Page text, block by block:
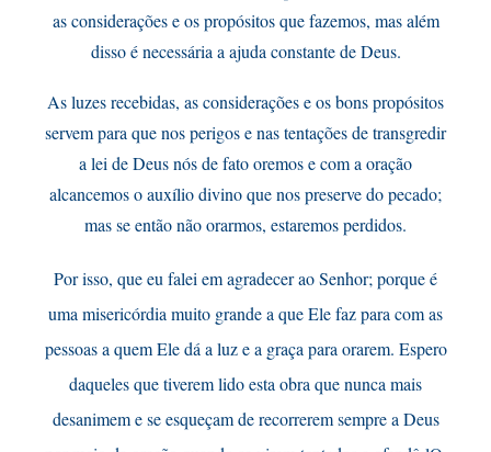
as considerações e os propósitos que fazemos, mas além
disso é necessária a ajuda constante de Deus.
As luzes recebidas, as considerações e os bons propósitos
servem para que nos perigos e nas tentações de transgredir
a lei de Deus nós de fato oremos e com a oração
alcancemos o auxílio divino que nos preserve do pecado;
mas se então não orarmos, estaremos perdidos.
Por isso, que eu falei em agradecer ao Senhor; porque é
uma misericórdia muito grande a que Ele faz para com as
pessoas a quem Ele dá a luz e a graça para orarem. Espero
daqueles que tiverem lido esta obra que nunca mais
desanimem e se esqueçam de recorrerem sempre a Deus